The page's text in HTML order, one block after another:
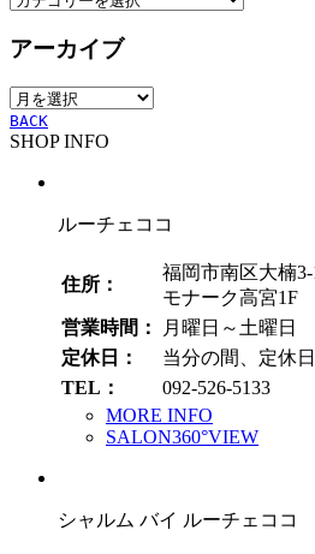
ゴ
ー
アーカイブ
ア
ー
カ
BACK
SHOP INFO
ルーチェココ
住所：
福岡市南区大楠3-
モナーク高宮1F
営業時間：
月曜日～土曜日
定休日：
当分の間、定休
TEL：
092-526-5133
MORE INFO
SALON360°VIEW
シャルム バイ ルーチェココ